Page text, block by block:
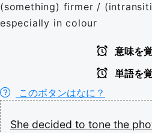
(something) firmer /
especially in colour
意味を
単語を
このボタンはなに？
She decided to tone the